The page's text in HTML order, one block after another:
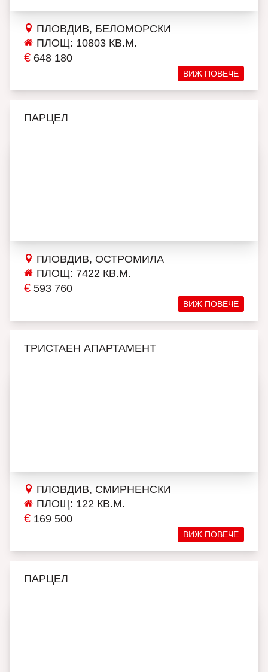
ПЛОВДИВ, БЕЛОМОРСКИ
ПЛОЩ: 10803 КВ.М.
€ 648 180
ВИЖ ПОВЕЧЕ
ПАРЦЕЛ
ПЛОВДИВ, ОСТРОМИЛА
ПЛОЩ: 7422 КВ.М.
€ 593 760
ВИЖ ПОВЕЧЕ
ТРИСТАЕН АПАРТАМЕНТ
ПЛОВДИВ, СМИРНЕНСКИ
ПЛОЩ: 122 КВ.М.
€ 169 500
ВИЖ ПОВЕЧЕ
ПАРЦЕЛ